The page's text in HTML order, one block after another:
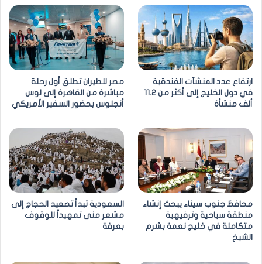
ارتفاع عدد المنشآت الفندقية
في دول الخليج إلى أكثر من 11.2
ألف منشأة
مصر للطيران تطلق أول رحلة
مباشرة من القاهرة إلى لوس
أنجلوس بحضور السفير الأمريكي
محافظ جنوب سيناء يبحث إنشاء
منطقة سياحية وترفيهية
متكاملة في خليج نعمة بشرم
الشيخ
السعودية تبدأ تصعيد الحجاج إلى
مشعر منى تمهيداً للوقوف
بعرفة